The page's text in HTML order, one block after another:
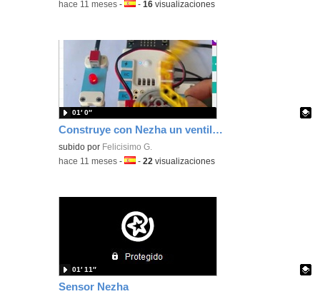
-hace 11 meses -Idioma:
-16 visualizaciones
Construye con Nezha un ventilador variando su potencia de giro programando con MakeCode
Contenido educativo.
subido por Felicisimo G.
01′ 0″
-hace 11 meses -Idioma:
-22 visualizaciones
Sensor Nezha
01′ 11″